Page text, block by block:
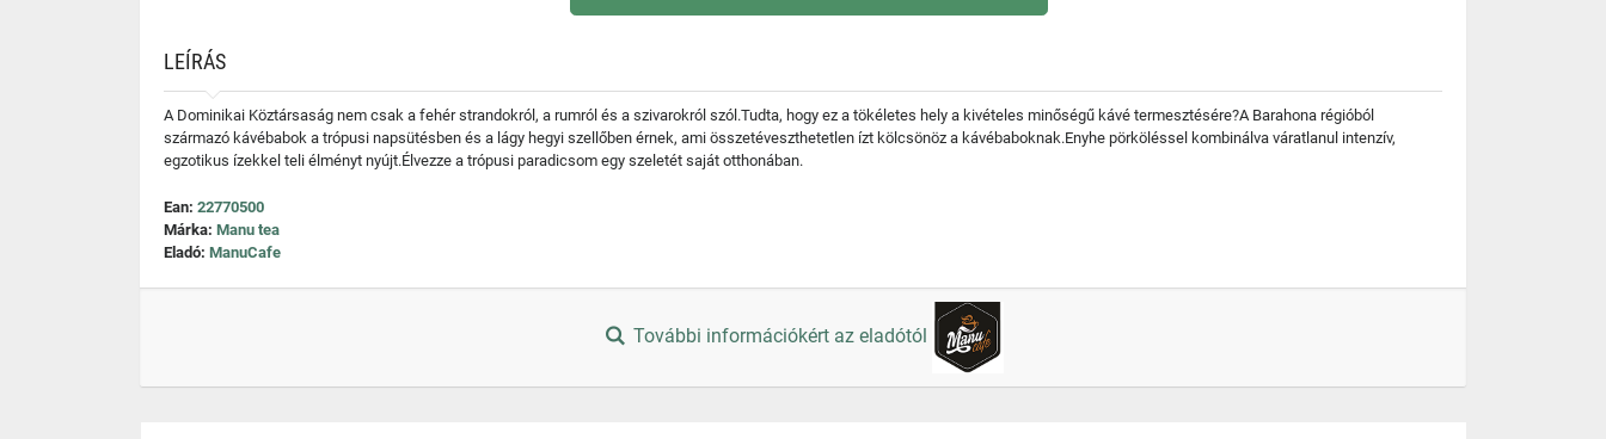
LEÍRÁS
A Dominikai Köztársaság nem csak a fehér strandokról, a rumról és a szivarokról szól.Tudta, hogy ez a tökéletes hely a kivételes minőségű kávé termesztésére?A Barahona régióból
származó kávébabok a trópusi napsütésben és a lágy hegyi szellőben érnek, ami összetéveszthetetlen ízt kölcsönöz a kávébaboknak.Enyhe pörköléssel kombinálva váratlanul intenzív,
egzotikus ízekkel teli élményt nyújt.Élvezze a trópusi paradicsom egy szeletét saját otthonában.
Ean: 22770500
Márka: Manu tea
Eladó: ManuCafe
További információkért az eladótól